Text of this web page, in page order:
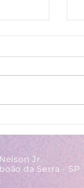
Jr.
da Serra - SP